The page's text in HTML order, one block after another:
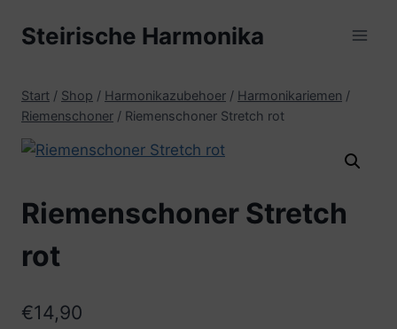
InhaltSteirische Harmonika
Start / Shop / Harmonikazubehoer / Harmonikariemen /
Riemenschoner / Riemenschoner Stretch rot
Riemenschoner Stretch
rot
€14,90